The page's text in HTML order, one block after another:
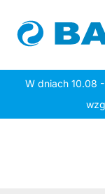
treści
W dniach 10.08